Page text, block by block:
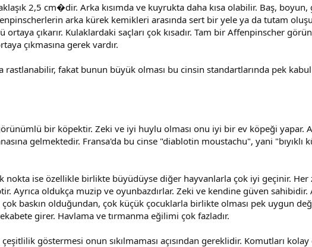
2,5 cm�dir. Arka kısımda ve kuyrukta daha kısa olabilir. Baş, boyun,
arka kürek kemikleri arasında sert bir yele ya da tutam
çıkarır. Kulaklardaki saçları çok kısadır. Tam bir Affenpinscher
çıkmasına gerek vardır.
rastlanabilir, fakat bunun büyük olması bu cinsin standartlarında pek
bir köpektir. Zeki ve iyi huylu olması onu iyi bir ev köpeği yapar.
gelmektedir. Fransa'da bu cinse "diablotin moustachu", yani "bıyıklı
nokta ise özellikle birlikte büyüdüyse diğer hayvanlarla çok iyi geçinir.
Ayrıca oldukça muzip ve oyunbazdırlar. Zeki ve kendine güven
baskın olduğundan, çok küçük çocuklarla birlikte olması pek uygun
girer. Havlama ve tırmanma eğilimi çok fazladır.
göstermesi onun sıkılmaması açısından gereklidir. Komutları